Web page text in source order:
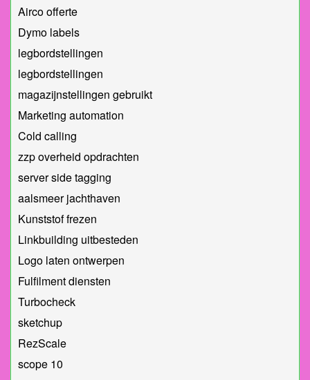
Airco offerte
Dymo labels
legbordstellingen
legbordstellingen
magazijnstellingen gebruikt
Marketing automation
Cold calling
zzp overheid opdrachten
server side tagging
aalsmeer jachthaven
Kunststof frezen
Linkbuilding uitbesteden
Logo laten ontwerpen
Fulfilment diensten
Turbocheck
sketchup
RezScale
scope 10